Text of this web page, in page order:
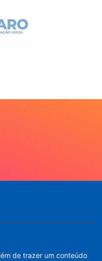
de trazer um conteúdo